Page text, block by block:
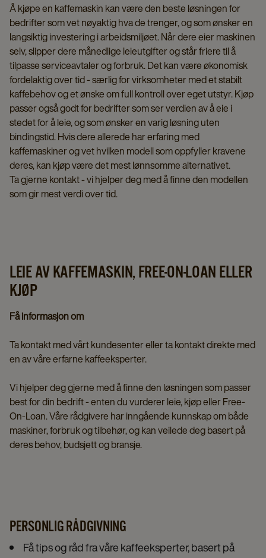
Å kjøpe en kaffemaskin kan være den beste løsningen for
bedrifter som vet nøyaktig hva de trenger, og som ønsker en
langsiktig investering i arbeidsmiljøet. Når dere eier maskinen
selv, slipper dere månedlige leieutgifter og står friere til å
tilpasse serviceavtaler og forbruk. Det kan være økonomisk
fordelaktig over tid - særlig for virksomheter med et stabilt
kaffebehov og et ønske om full kontroll over eget utstyr. Kjøp
passer også godt for bedrifter som ser verdien av å eie i
stedet for å leie, og som ønsker en varig løsning uten
bindingstid. Hvis dere allerede har erfaring med
kaffemaskiner og vet hvilken modell som oppfyller kravene
deres, kan kjøp være det mest lønnsomme alternativet.
Ta gjerne kontakt - vi hjelper deg med å finne den modellen
som gir mest verdi over tid.
LEIE AV KAFFEMASKIN, FREE-ON-LOAN ELLER
KJØP
Få informasjon om
Ta kontakt med vårt kundesenter eller ta kontakt direkte med
en av våre erfarne kaffeeksperter.
Vi hjelper deg gjerne med å finne den løsningen som passer
best for din bedrift - enten du vurderer leie, kjøp eller Free-
On-Loan. Våre rådgivere har inngående kunnskap om både
maskiner, forbruk og tilbehør, og kan veilede deg basert på
deres behov, budsjett og bransje.
PERSONLIG RÅDGIVNING
Få tips og råd fra våre kaffeeksperter, basert på